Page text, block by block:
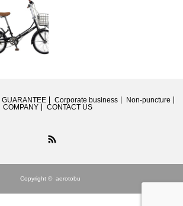
GUARANTEE Corporate business
Non-puncture
COMPANY
CONTACT US
Copyright © aerotobu